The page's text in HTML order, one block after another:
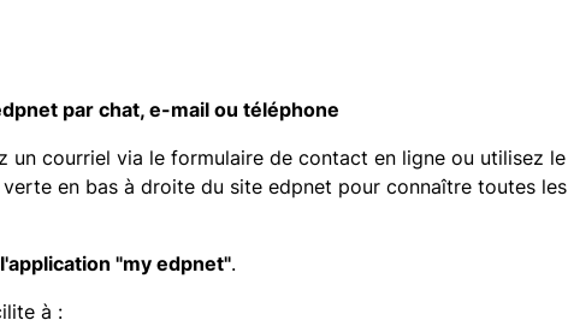
par chat, e-mail ou téléphone
un courriel via le formulaire de contact en ligne ou utilisez le
en bas à droite du site edpnet pour connaître toutes les
"my edpnet".
à :